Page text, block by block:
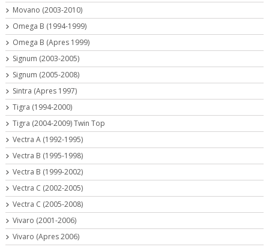
Movano (2003-2010)
Omega B (1994-1999)
Omega B (Apres 1999)
Signum (2003-2005)
Signum (2005-2008)
Sintra (Apres 1997)
Tigra (1994-2000)
Tigra (2004-2009) Twin Top
Vectra A (1992-1995)
Vectra B (1995-1998)
Vectra B (1999-2002)
Vectra C (2002-2005)
Vectra C (2005-2008)
Vivaro (2001-2006)
Vivaro (Apres 2006)